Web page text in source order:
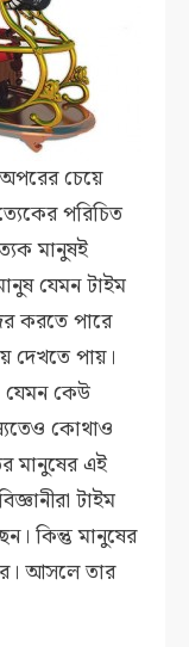
অপরের চেয়ে
পরিচিত
মানুষই
যেমন টাইম
করতে পারে
দেখতে পায়।
যেমন কেউ
কোথাও
মানুষের এই
টাইম
কিন্তু মানুষের
আসলে তার